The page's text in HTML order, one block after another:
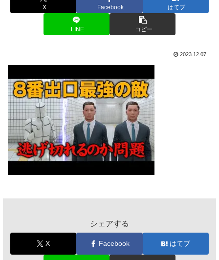
X Facebook はてブ
LINE コピー
2023.12.07
シェアする
X Facebook はてブ